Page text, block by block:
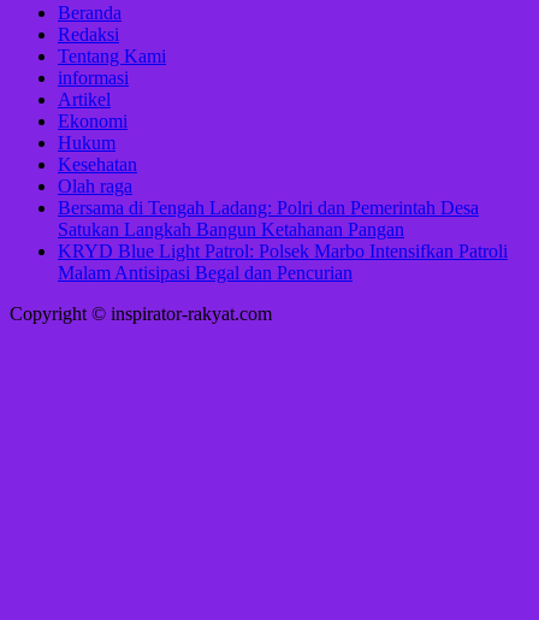
Beranda
Redaksi
Tentang Kami
informasi
Artikel
Ekonomi
Hukum
Kesehatan
Olah raga
Bersama di Tengah Ladang: Polri dan Pemerintah Desa
Satukan Langkah Bangun Ketahanan Pangan
KRYD Blue Light Patrol: Polsek Marbo Intensifkan Patroli
Malam Antisipasi Begal dan Pencurian
Copyright © inspirator-rakyat.com